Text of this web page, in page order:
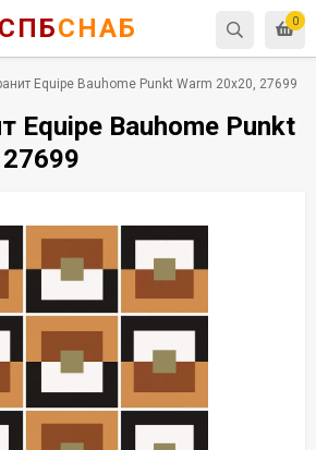
0
СПБСНАБ
Equipe Bauhome Punkt Warm 20x20, 27699
Equipe Bauhome Punkt